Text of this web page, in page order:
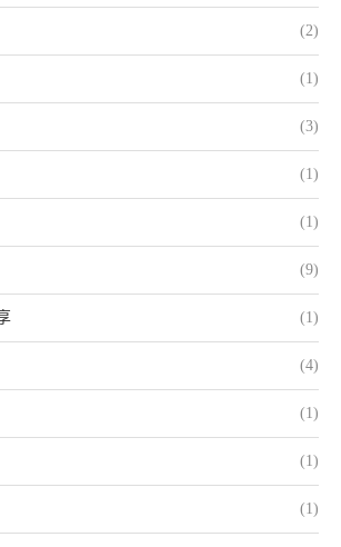
(2)
(1)
(3)
(1)
(1)
(9)
(1)
(4)
(1)
(1)
(1)